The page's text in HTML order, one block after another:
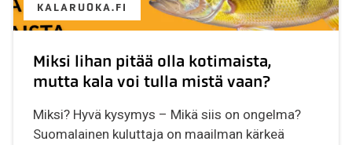
KALARUOKA.FI
Miksi lihan pitää olla kotimaista,
mutta kala voi tulla mistä vaan?
Miksi? Hyvä kysymys – Mikä siis on ongelma?
Suomalainen kuluttaja on maailman kärkeä